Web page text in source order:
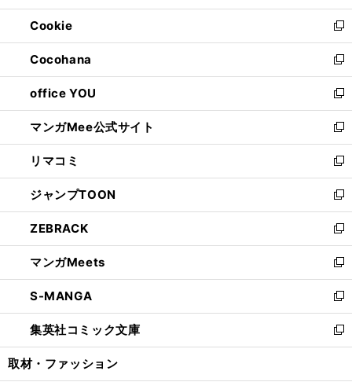
開
く
ウ
で
開
く
ン
ド
ウ
で
開
く
ウ
ィ
ン
ド
ウ
で
開
く
Cookie
新
し
い
ウ
ィ
ン
ド
ウ
で
開
く
Cocohana
新
し
い
ウ
ィ
ン
ド
ウ
で
開
く
office YOU
新
し
い
ウ
ィ
ン
ド
ウ
で
開
く
マンガMee公式サイト
新
し
い
ウ
ィ
ン
ド
ウ
で
開
く
リマコミ
新
し
い
ウ
ィ
ン
ド
ウ
で
開
く
ジャンプTOON
新
し
い
ウ
ィ
ン
ド
ウ
で
開
ZEBRACK
新
し
い
ウ
ィ
ン
ド
ウ
マンガMeets
新
し
い
ウ
ィ
ン
S-MANGA
新
し
い
ウ
集英社コミック文庫
新
し
取材・ファッション